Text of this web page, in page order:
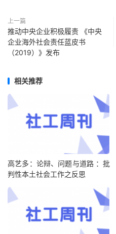
上一篇
推动中央企业积极履责 《中央
企业海外社会责任蓝皮书
（2019）》发布
相关推荐
高艺多：论辩、问题与道路 ：批
判性本土社会工作之反思